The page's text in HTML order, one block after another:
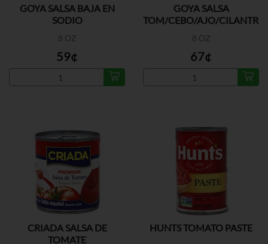
GOYA SALSA BAJA EN
SODIO
8 OZ
59¢
GOYA SALSA
TOM/CEBO/AJO/CILANTRO
8 OZ
67¢
CRIADA SALSA DE
TOMATE
HUNTS TOMATO PASTE